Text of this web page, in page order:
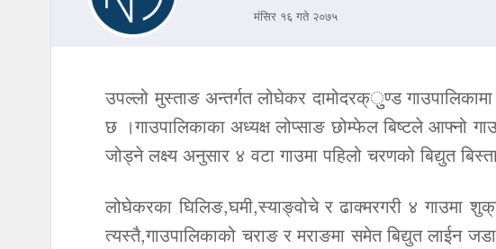
मंसिर १६ गते २०७५
उपल्लो मुस्ताङ अन्तर्गत लोघेकर दामोदरक्ुुण्ड
छ ।गाउपालिकाका अध्यक्ष लोप्साङ छोम्फेल बिष्टले आफ्नो
जोड्ने लक्ष्य अनुसार ४ वटा गाउमा पहिलो चरणको बिद्युत
लोघेकरका घिलिङ,घमी,स्याङ्वोचे र ढाक्मरगरी ४ गाउमा
त्यस्तै,गाउपालिकाको चराङ र मराङमा समेत बिद्युत लाईन